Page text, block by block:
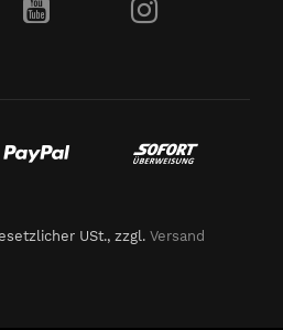
USt., zzgl. Versand